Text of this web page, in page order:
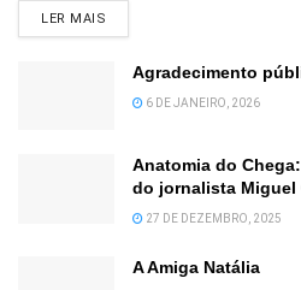
LER MAIS
Agradecimento
6 DE JANEIRO, 2026
Anatomia do
do jornalista Miguel
27 DE DEZEMBRO, 2025
A Amiga Natália